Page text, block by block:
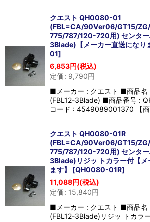
クエスト QH0080-01
(FBL=CA/90Ver06/GT15/
775/787/120-720用) センター
3Blade)【メーカー直送になり
01]
6,853円(税込)
定価: 9,790円
■メーカー : クエスト ■商品名
(FBL12-3Blade) ■商品番号 :
コード : 4549089001370 【
クエスト QH0080-01R
(FBL=CA/90Ver06/GT15/
775/787/120-720用) センター
3Blade)リジッ トカラー付【メ
ます】 [QH0080-01R]
11,088円(税込)
定価: 15,840円
■メーカー : クエスト ■商品名
(FBL12-3Blade)リジッ トカラ